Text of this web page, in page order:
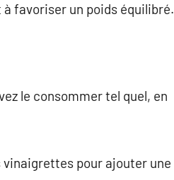
favoriser un poids équilibré.
le consommer tel quel, en
vinaigrettes pour ajouter une